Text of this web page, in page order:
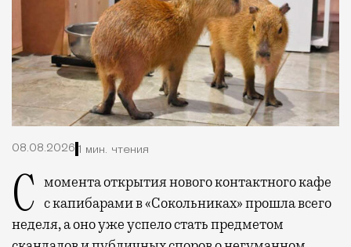
08.08.2026 1 мин. чтения
С момента открытия нового контактного кафе с капибарами в «Сокольниках» прошла всего
неделя, а оно уже успело стать предметом